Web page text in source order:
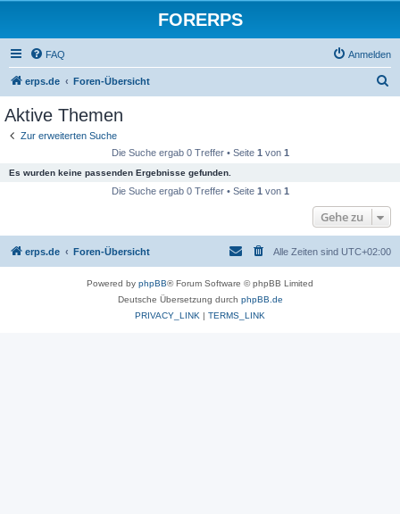
FORERPS
FAQ Anmelden
erps.de Foren-Übersicht
Aktive Themen
Zur erweiterten Suche
Die Suche ergab 0 Treffer • Seite 1 von 1
Es wurden keine passenden Ergebnisse gefunden.
Die Suche ergab 0 Treffer • Seite 1 von 1
Gehe zu
erps.de Foren-Übersicht Alle Zeiten sind UTC+02:00
Powered by phpBB® Forum Software © phpBB Limited
Deutsche Übersetzung durch phpBB.de
PRIVACY_LINK | TERMS_LINK